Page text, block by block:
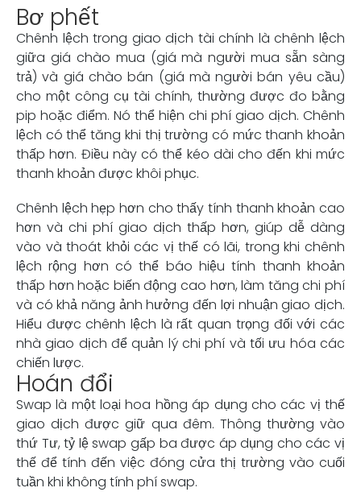
Bơ phết
Chênh lệch trong giao dịch tài chính là chênh lệch
giữa giá chào mua (giá mà người mua sẵn sàng
trả) và giá chào bán (giá mà người bán yêu cầu)
cho một công cụ tài chính, thường được đo bằng
pip hoặc điểm. Nó thể hiện chi phí giao dịch. Chênh
lệch có thể tăng khi thị trường có mức thanh khoản
thấp hơn. Điều này có thể kéo dài cho đến khi mức
thanh khoản được khôi phục.
Chênh lệch hẹp hơn cho thấy tính thanh khoản cao
hơn và chi phí giao dịch thấp hơn, giúp dễ dàng
vào và thoát khỏi các vị thế có lãi, trong khi chênh
lệch rộng hơn có thể báo hiệu tính thanh khoản
thấp hơn hoặc biến động cao hơn, làm tăng chi phí
và có khả năng ảnh hưởng đến lợi nhuận giao dịch.
Hiểu được chênh lệch là rất quan trọng đối với các
nhà giao dịch để quản lý chi phí và tối ưu hóa các
chiến lược.
Hoán đổi
Swap là một loại hoa hồng áp dụng cho các vị thế
giao dịch được giữ qua đêm. Thông thường vào
thứ Tư, tỷ lệ swap gấp ba được áp dụng cho các vị
thế để tính đến việc đóng cửa thị trường vào cuối
tuần khi không tính phí swap.